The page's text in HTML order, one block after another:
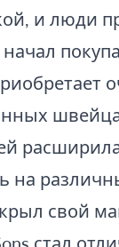
и люди
на
свой